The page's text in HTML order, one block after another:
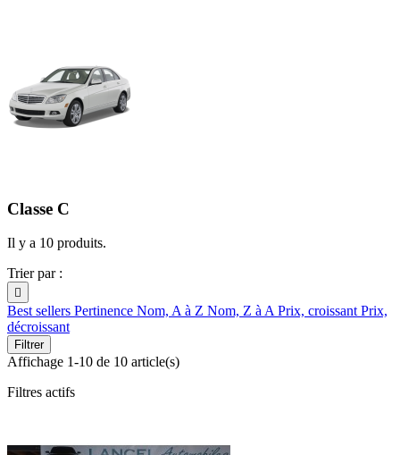
Classe C
Il y a 10 produits.
Trier par :

Best sellers Pertinence Nom, A à Z Nom, Z à A Prix, croissant Prix,
décroissant
Filtrer
Affichage 1-10 de 10 article(s)
Filtres actifs